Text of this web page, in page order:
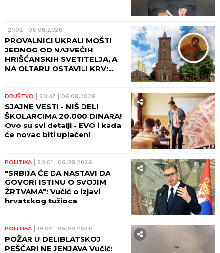
21:02 06.08.2026
PROVALNICI UKRALI MOŠTI
JEDNOG OD NAJVEĆIH
HRIŠĆANSKIH SVETITELJA, A
NA OLTARU OSTAVILI KRV:
DRUŠTVO 20:43 06.08.2026
SJAJNE VESTI - NIŠ DELI
ŠKOLARCIMA 20.000 DINARA!
Ovo su svi detalji - EVO i kada
će novac biti uplaćen!
POLITIKA 20:01 06.08.2026
"SRBIJA ĆE DA NASTAVI DA
GOVORI ISTINU O SVOJIM
ŽRTVAMA": Vučić o izjavi
hrvatskog tužioca
POLITIKA 19:02 06.08.2026
POŽAR U DELIBLATSKOJ
PEŠČARI NE JENJAVA Vučić: